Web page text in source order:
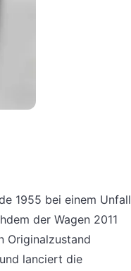
1955 bei einem Unfall
der Wagen 2011
Originalzustand
lanciert die